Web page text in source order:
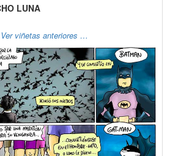
LUNA
Ver viñetas anteriores …